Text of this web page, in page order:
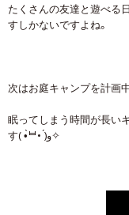
たくさんの友達と遊べる
すしかないですよね。
次はお庭キャンプを計画中
眠ってしまう時間が長い
す( •̀ᄇ• ́)ﻭ✧